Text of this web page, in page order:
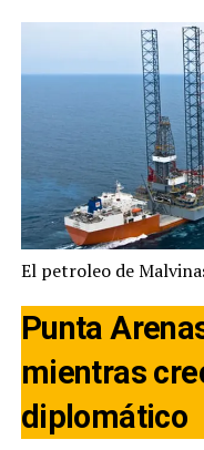
El petroleo de
Punta
mientras
diplomático